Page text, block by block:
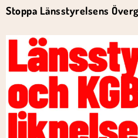
Stoppa Länsstyrelsens